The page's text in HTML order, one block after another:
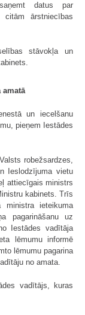
datus par
citām ārstniecības
stāvokļa un
amatā
un iecelšanu
pieņem Iestādes
robežsardzes,
Ieslodzījuma vietu
attiecīgais ministrs
kabinets. Trīs
ministra ieteikuma
pagarināšanu uz
Iestādes vadītāja
lēmumu informē
lēmumu pagarina
no amata.
vadītājs, kuras